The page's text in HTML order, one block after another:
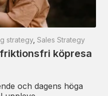
strategy, Sales Strategy
köpresa
och dagens höga